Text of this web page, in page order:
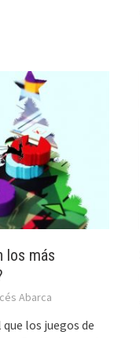
los más
Abarca
los juegos de